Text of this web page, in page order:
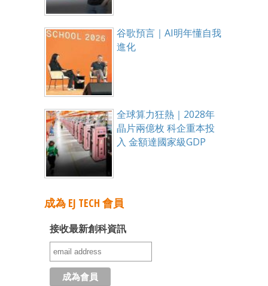
谷歌預言｜AI明年懂自我
進化
全球算力狂熱｜2028年
晶片兩億枚 科企重本投
入 金額達國家級GDP
成為 EJ TECH 會員
接收最新創科資訊